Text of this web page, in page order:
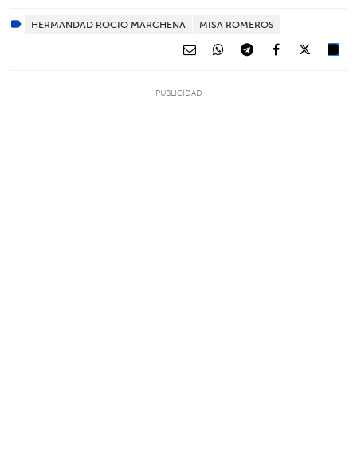
HERMANDAD ROCIO MARCHENA MISA ROMEROS